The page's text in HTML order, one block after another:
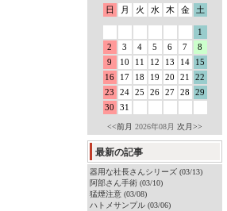
日 月 火 水 木 金 土
1
2
3 4 5 6 7
8
9
10 11 12 13 14
15
16
17 18 19 20 21
22
23
24 25 26 27 28
29
30
31
<<前月 2026年08月 次月>>
最新の記事
器用な社長さんシリーズ (03/13)
阿部さん手術 (03/10)
猛煙注意 (03/08)
ハトメサンプル (03/06)